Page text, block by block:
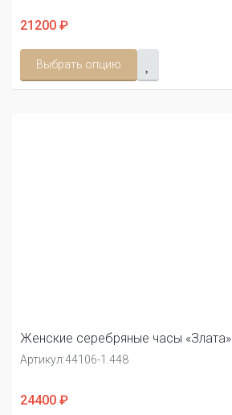
21200 ₽
Выбрать опцию
Женские серебряные часы «Злата»
Артикул:44106-1.448
24400 ₽